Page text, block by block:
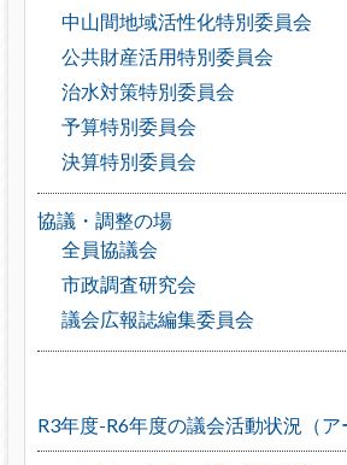
中山間地域活性化特別委員会
公共財産活用特別委員会
治水対策特別委員会
予算特別委員会
決算特別委員会
協議・調整の場
全員協議会
市政調査研究会
議会広報誌編集委員会
R3年度-R6年度の議会活動状況（ア